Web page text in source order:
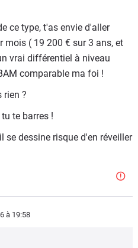
ce type, t'as envie d'aller
mois ( 19 200 € sur 3 ans, et
vrai différentiel à niveau
comparable ma foi !
rien ?
te barres !
se dessine risque d'en réveiller
à 19:58